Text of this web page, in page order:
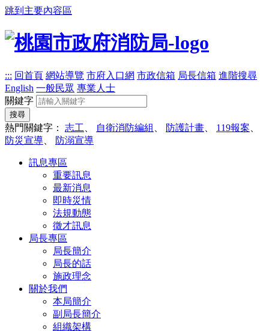
跳到主要內容區
::: 回首頁 網站導覽 市府入口網 市政信箱 局長信箱 進階搜尋
English 一般民眾 專業人士
關鍵字
搜尋
熱門關鍵字： 志工 自衛消防編組 防護計畫 119報案
防災宣導
防溺宣導
訊息專區
重要訊息
最新消息
即時災情
法規動態
徵才訊息
局長專區
局長簡介
局長的話
施政理念
關於我們
本局簡介
副局長簡介
組織架構